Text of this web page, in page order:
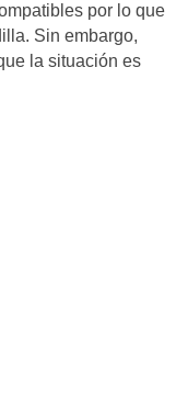
por lo que
Sin embargo,
la situación es